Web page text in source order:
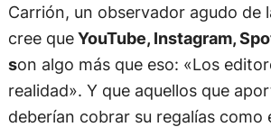
Carrión, un observador agudo de
cree queYouTube, Instagram,
son algo más que eso: «Los
realidad». Y que aquellos que
deberían cobrar su regalías como